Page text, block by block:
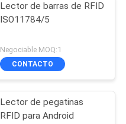
Lector de barras de RFID
ISO11784/5
Negociable MOQ:1
CONTACTO
Lector de pegatinas
RFID para Android